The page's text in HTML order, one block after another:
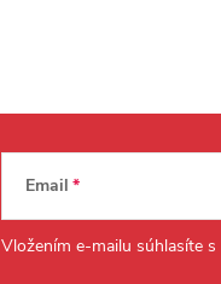
Email
Vložením e-mailu súhlasíte s